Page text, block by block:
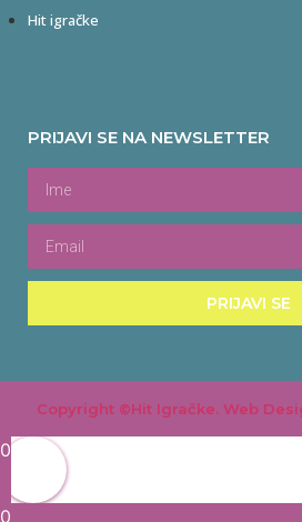
Hit igračke
PRIJAVI SE NA NEWSLETTER
PRIJAVI SE
Copyright ©Hit Igračke. Web
0
0